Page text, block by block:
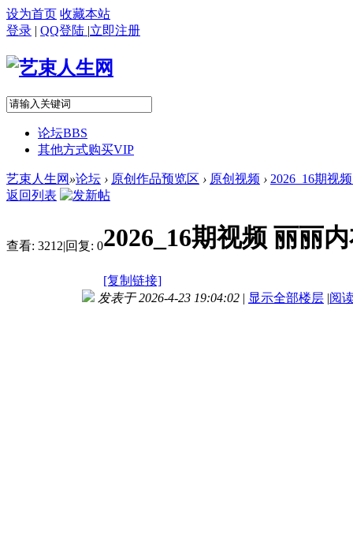
设为首页 收藏本站
登录 | QQ登陆 |立即注册
论坛BBS
其他方式购买VIP
艺束人生网 »论坛 › 原创作品预览区 › 原创视频 › 2026_16期视
返回列表
查看: 3212|回复: 02026_16期视频 丽丽
[复制链接]
发表于 2026-4-23 19:04:02 | 显示全部楼层 |阅